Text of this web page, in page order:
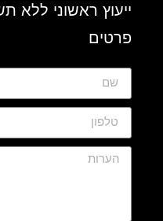
ייעוץ ראשוני ללא
פרטים